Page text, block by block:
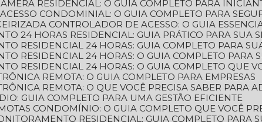
RESIDENCIAL: O GUIA COMPLETO PARA
ACESSO CONDOMINIAL: O GUIA COMPLETO PARA
CONTROLADOR DE ACESSO: O GUIA
24 HORAS RESIDENCIAL: GUIA PRÁTICO PARA SUA
RESIDENCIAL 24 HORAS: GUIA COMPLETO PARA
RESIDENCIAL 24 HORAS: O GUIA COMPLETO PARA
RESIDENCIAL 24 HORAS: O GUIA COMPLETO QUE
REMOTA: O GUIA COMPLETO PARA EMPRESAS
REMOTA: O QUE VOCÊ PRECISA SABER PARA
GUIA COMPLETO PARA UMA GESTÃO EFICIENTE
CONDOMÍNIO: O GUIA COMPLETO QUE VOCÊ
RESIDENCIAL: GUIA COMPLETO PARA